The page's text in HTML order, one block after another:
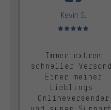
Kevin S.
Bewertungen: 5 von 5
Immer extrem
schneller
Einer meiner
Lieblings-
Onlineversender